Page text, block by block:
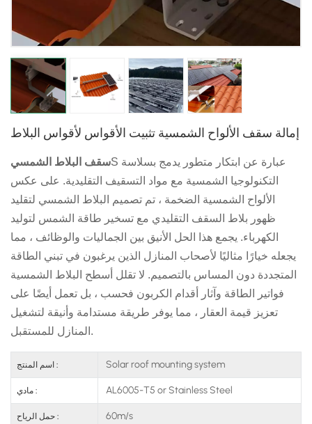
日本語
إمالة سقف الألواح الشمسية تثبيت الأقواس لأقواس البلاط
سقف البلاط الشمسيS عبارة عن ابتكار متطور يدمج بسلاسة
التكنولوجيا الشمسية مع مواد التسقيف التقليدية. على عكس
الألواح الشمسية الضخمة ، تم تصميم البلاط الشمسي لتقليد
ظهور بلاط السقف التقليدي مع تسخير طاقة الشمس لتوليد
الكهرباء. يجمع هذا الحل الأنيق بين الجماليات والوظائف ، مما
يجعله خيارًا مثاليًا لأصحاب المنازل الذين يرغبون في تبني الطاقة
المتجددة دون المساس بالتصميم. لا تقلل أسطح البلاط الشمسية
فواتير الطاقة وآثار أقدام الكربون فحسب ، بل تعمل أيضًا على
تعزيز قيمة العقار ، مما يوفر طريقة مستدامة وأنيقة لتشغيل
المنازل للمستقبل.
اسم المنتج : Solar roof mounting system
مادي : AL6005-T5 or Stainless Steel
حمل الرياح : 60m/s